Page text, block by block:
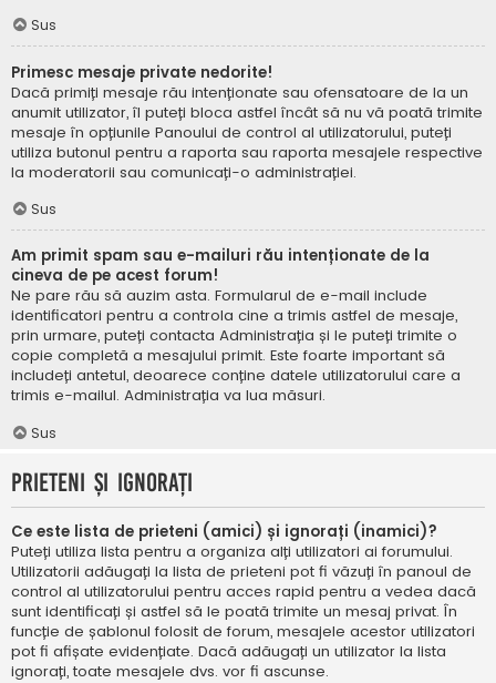
Sus
Primesc mesaje private nedorite!
Dacă primiți mesaje rău intenționate sau ofensatoare de la un
anumit utilizator, îl puteți bloca astfel încât să nu vă poată trimite
mesaje în opțiunile Panoului de control al utilizatorului, puteți
utiliza butonul pentru a raporta sau raporta mesajele respective
la moderatorii sau comunicați-o administrației.
Sus
Am primit spam sau e-mailuri rău intenționate de la
cineva de pe acest forum!
Ne pare rău să auzim asta. Formularul de e-mail include
identificatori pentru a controla cine a trimis astfel de mesaje,
prin urmare, puteți contacta Administrația și le puteți trimite o
copie completă a mesajului primit. Este foarte important să
includeți antetul, deoarece conține datele utilizatorului care a
trimis e-mailul. Administrația va lua măsuri.
Sus
Prieteni și ignorați
Ce este lista de prieteni (amici) și ignorați (inamici)?
Puteți utiliza lista pentru a organiza alți utilizatori ai forumului.
Utilizatorii adăugați la lista de prieteni pot fi văzuți în panoul de
control al utilizatorului pentru acces rapid pentru a vedea dacă
sunt identificați și astfel să le poată trimite un mesaj privat. În
funcție de șablonul folosit de forum, mesajele acestor utilizatori
pot fi afișate evidențiate. Dacă adăugați un utilizator la lista
ignorați, toate mesajele dvs. vor fi ascunse.